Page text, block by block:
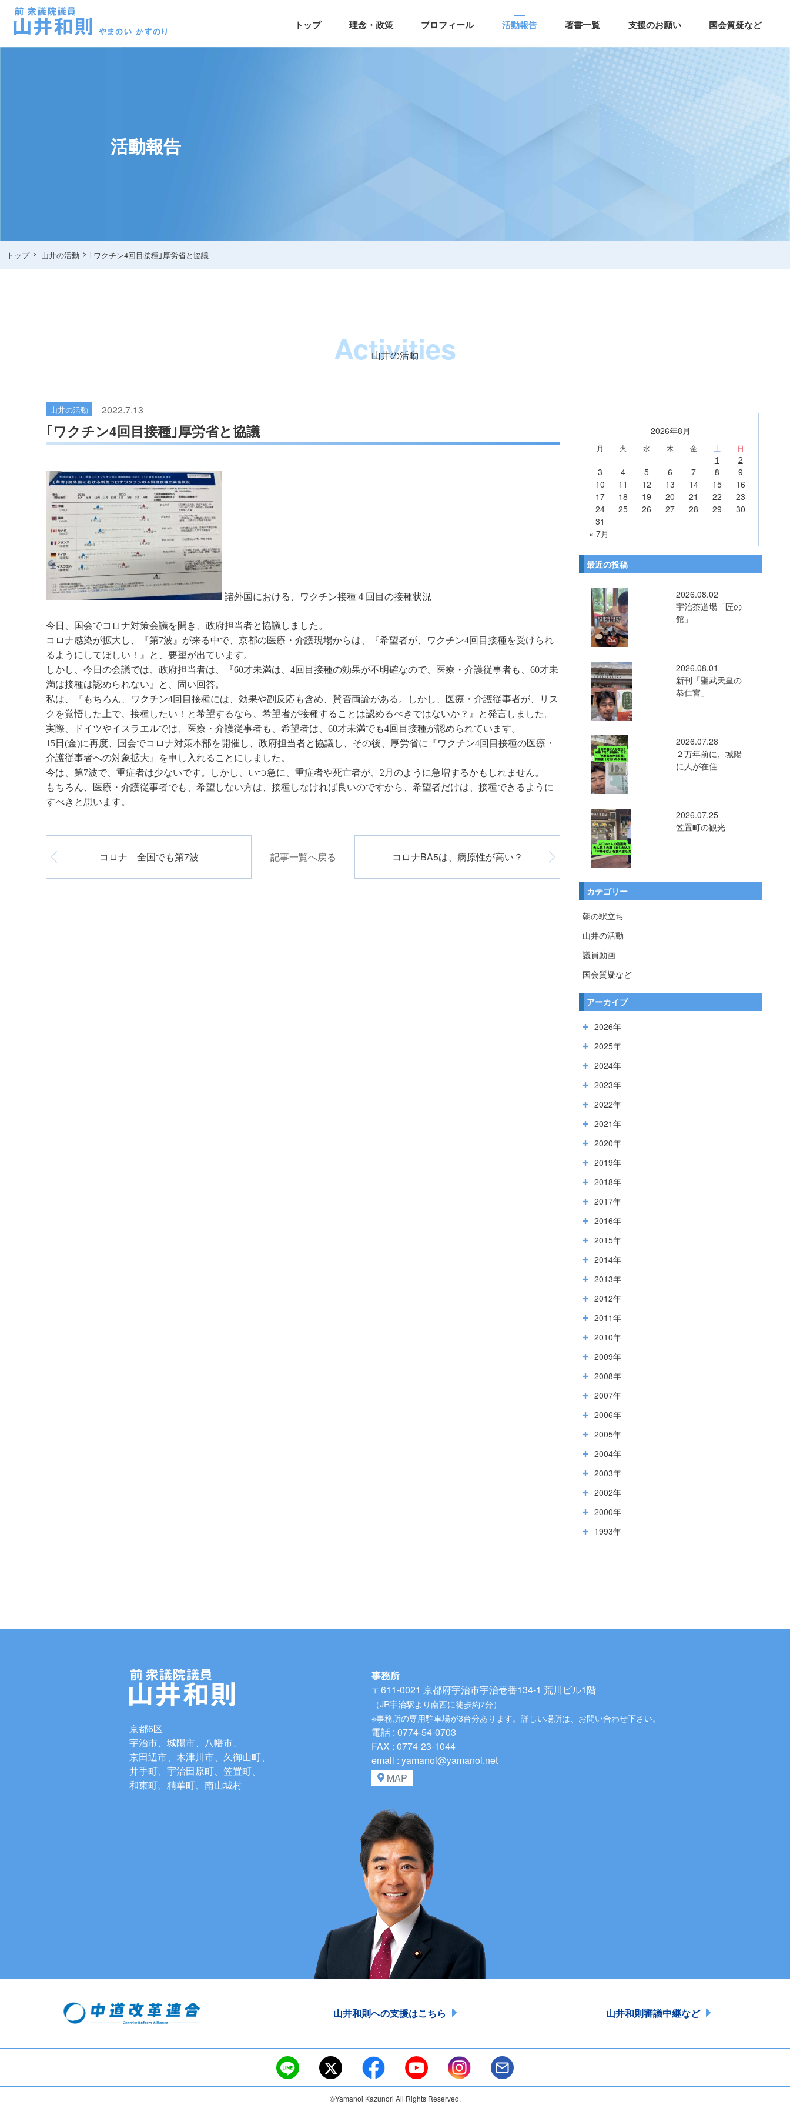
トップ 理念・政策 プロフィール 活動報告 著書一覧 支援のお願い 国会質疑など
活動報告
トップ 山井の活動 ｢ワクチン4回目接種｣厚労省と協議
Activities
山井の活動
山井の活動 2022.7.13
｢ワクチン4回目接種｣厚労省と協議
諸外国における、ワクチン接種４回目の接種状況
今日、国会でコロナ対策会議を開き、政府担当者と協議しました。
コロナ感染が拡大し、『第7波』が来る中で、京都の医療・介護現場からは、『希望者が、ワクチン4回目接種を受けられ
るようにしてほしい！』と、要望が出ています。
しかし、今日の会議では、政府担当者は、『60才未満は、4回目接種の効果が不明確なので、医療・介護従事者も、60才未
満は接種は認められない』と、固い回答。
私は、『もちろん、ワクチン4回目接種には、効果や副反応も含め、賛否両論がある。しかし、医療・介護従事者が、リス
クを覚悟した上で、接種したい！と希望するなら、希望者が接種することは認めるべきではないか？』と発言しました。
実際、ドイツやイスラエルでは、医療・介護従事者も、希望者は、60才未満でも4回目接種が認められています。
15日(金)に再度、国会でコロナ対策本部を開催し、政府担当者と協議し、その後、厚労省に『ワクチン4回目接種の医療・
介護従事者への対象拡大』を申し入れることにしました。
今は、第7波で、重症者は少ないです。しかし、いつ急に、重症者や死亡者が、2月のように急増するかもしれません。
もちろん、医療・介護従事者でも、希望しない方は、接種しなければ良いのですから、希望者だけは、接種できるように
すべきと思います。
コロナ 全国でも第7波 記事一覧へ戻る コロナBA5は、病原性が高い？
2026年8月
月 火 水 木 金 土 日
1
2
3
4 5 6 7 8
9
10
11 12 13 14 15
16
17
18 19 20 21 22
23
24
25 26 27 28 29
30
31
« 7月
最近の投稿
2026.08.02
宇治茶道場「匠の
館」
2026.08.01
新刊「聖武天皇の
恭仁宮」
2026.07.28
２万年前に、城陽
に人が在住
2026.07.25
笠置町の観光
カテゴリー
朝の駅立ち
山井の活動
議員動画
国会質疑など
アーカイブ
2026年
2025年
2024年
2023年
2022年
2021年
2020年
2019年
2018年
2017年
2016年
2015年
2014年
2013年
2012年
2011年
2010年
2009年
2008年
2007年
2006年
2005年
2004年
2003年
2002年
2000年
1993年
京都6区
宇治市、城陽市、八幡市、
京田辺市、木津川市、久御山町、
井手町、宇治田原町、笠置町、
和束町、精華町、南山城村
事務所
〒611-0021 京都府宇治市宇治壱番134-1 荒川ビル1階
（JR宇治駅より南西に徒歩約7分）
※事務所の専用駐車場が3台分あります。 詳しい場所は、お問い合わせ下さい。
電話 : 0774-54-0703
FAX : 0774-23-1044
email : yamanoi@yamanoi.net
MAP
山井和則への支援はこちら 山井和則審議中継など
©Yamanoi Kazunori All Rights Reserved.